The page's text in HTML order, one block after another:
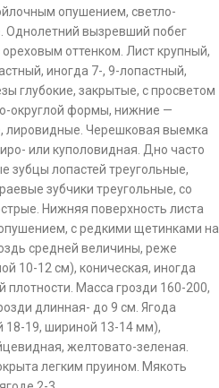
опушением, светло-
Однолетний вызревший побег
оттенком. Лист крупный,
иногда 7-, 9-лопастный,
глубокие, закрытые, с просветом
округлой формы, нижние —
лировидные. Черешковая выемка
или куполовидная. Дно часто
зубцы лопастей треугольные,
зубчики треугольные, со
Нижняя поверхность листа
с редкими щетинками на
средней величины, реже
10-12 см), коническая, иногда
плотности. Масса грозди 160-200,
длинная- до 9 см. Ягода
18-19, шириной 13-14 мм),
желтовато-зеленая.
легким пруином. Мякоть